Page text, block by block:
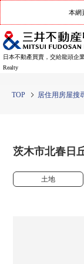
本網
日本不動產買賣，交給龍頭企
Realty
TOP 居住用房屋搜
茨木市北春日
土地